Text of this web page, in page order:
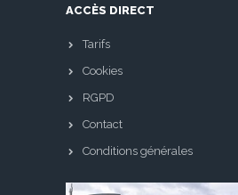
ACCÈS DIRECT
Tarifs
Cookies
RGPD
Contact
Conditions générales